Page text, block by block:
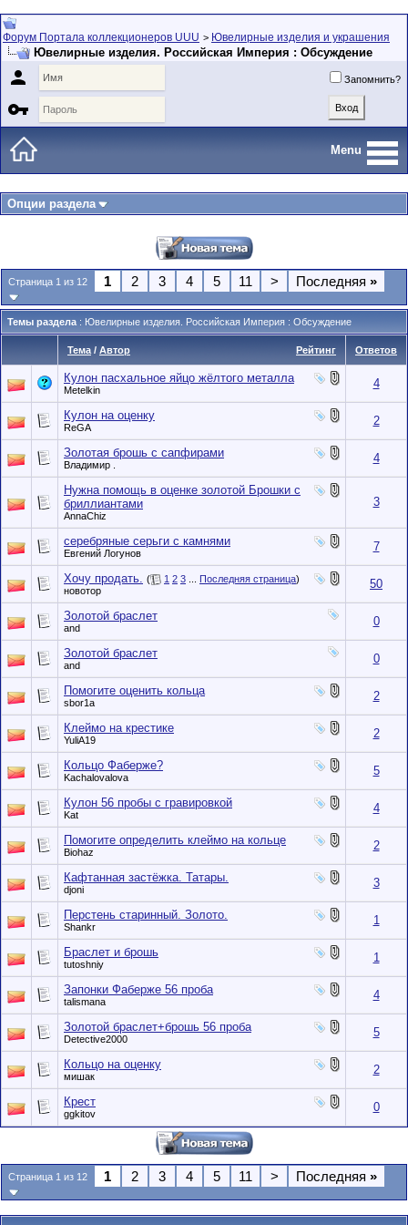
Форум Портала коллекционеров UUU > Ювелирные изделия и украшения
Ювелирные изделия. Российская Империя : Обсуждение
 Запомнить?

Menu
Опции раздела
Страница 1 из 12 1 2 3 4 5 11 > Последняя »
Темы раздела : Ювелирные изделия. Российская Империя : Обсуждение
Рейтинг
Тема / Автор Ответов
Кулон пасхальное яйцо жёлтого металла
Metelkin 4
Кулон на оценку
ReGA 2
Золотая брошь с сапфирами
Владимир . 4
Нужна помощь в оценке золотой Брошки с
бриллиантами
AnnaChiz
3
серебряные серьги с камнями
Евгений Логунов 7
Хочу продать. ( 1 2 3 Последняя страница)
новотор
50
Золотой браслет
and 0
Золотой браслет
and 0
Помогите оценить кольца
sbor1a 2
Клеймо на крестике
YuliA19 2
Кольцо Фаберже?
Kachalovalova 5
Кулон 56 пробы с гравировкой
Kat 4
Помогите определить клеймо на кольце
Biohaz 2
Кафтанная застёжка. Татары.
djoni 3
Перстень старинный. Золото.
Shankr 1
Браслет и брошь
tutoshniy 1
Запонки Фаберже 56 проба
talismana 4
Золотой браслет+брошь 56 проба
Detective2000 5
Кольцо на оценку
мишак 2
Крест
ggkitov 0
Страница 1 из 12 1 2 3 4 5 11 > Последняя »